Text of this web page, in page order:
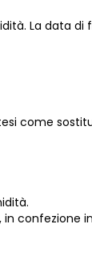
La data
come
confezione